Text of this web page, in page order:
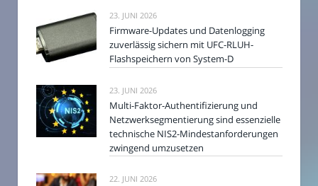
23. JUNI 2026
Firmware-Updates und Datenlogging
zuverlässig sichern mit UFC-RLUH-
Flashspeichern von System-D
23. JUNI 2026
Multi-Faktor-Authentifizierung und
Netzwerksegmentierung sind essenzielle
technische NIS2-Mindestanforderungen
zwingend umzusetzen
22. JUNI 2026